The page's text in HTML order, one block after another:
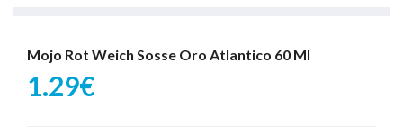
Mojo Rot Weich Sosse Oro Atlantico 60 Ml
1.29€